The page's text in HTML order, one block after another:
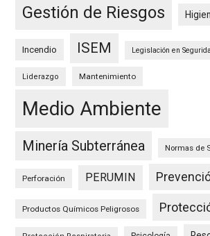
Gestión de Riesgos
Incendio ISEM Legislación en
Liderazgo Mantenimiento
Medio Ambiente
Minería Subterránea Normas de
Perforación PERUMIN
Productos Químicos Peligrosos